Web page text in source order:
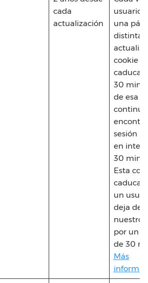
cada
actualización
usuario
una
distinta
cookie
caducar
30
de esa
continúa
sesión
en
30
Esta
caduca
un
deja de
nuestro
por un
de 30
Más